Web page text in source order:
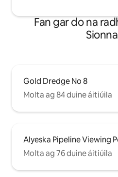
Fan gar do na
Gold Dredge No 8
Molta ag 84 duine áitiúila
Alyeska Pipeline Viewing
Molta ag 76 duine áitiúila